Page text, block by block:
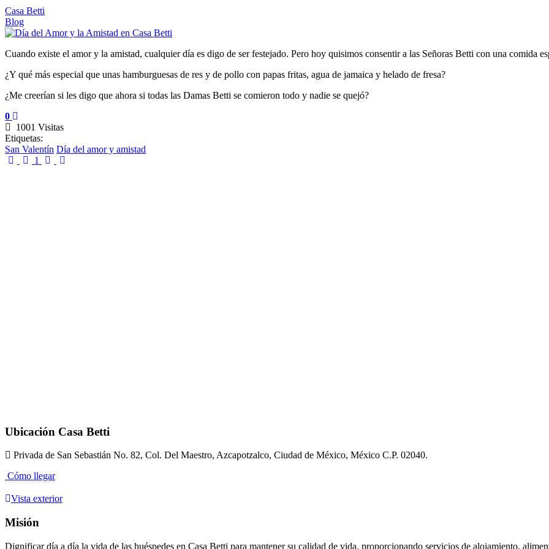
Casa Betti
Blog
Cuando existe el amor y la amistad, cualquier día es digo de ser festejado. Pero hoy quisimos consentir a las Señoras Betti con una comida
¿Y qué más especial que unas hamburguesas de res y de pollo con papas fritas, agua de jamaica y helado de fresa?
¿Me creerían si les digo que ahora si todas las Damas Betti se comieron todo y nadie se quejó?
0
1001 Visitas
Etiquetas:
San Valentín Día del amor y amistad
First Page
Previous Page
1 Next Page
Ubicación Casa Betti
Privada de San Sebastián No. 82, Col. Del Maestro, Azcapotzalco, Ciudad de México, México C.P. 02040.
Cómo llegar
Vista exterior
Misión
Dignificar día a día la vida de las huéspedes en Casa Betti para mantener su calidad de vida, proporcionando servicios de alojamiento,